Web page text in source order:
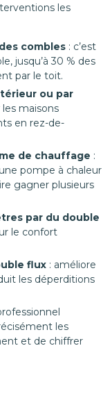
les
combles : c’est
jusqu’à 30 % des
par le toit.
ou par
maisons
en rez-de-
de chauffage :
pompe à chaleur
gagner plusieurs
par du double
le confort
flux : améliore
les déperditions
les
et de chiffrer